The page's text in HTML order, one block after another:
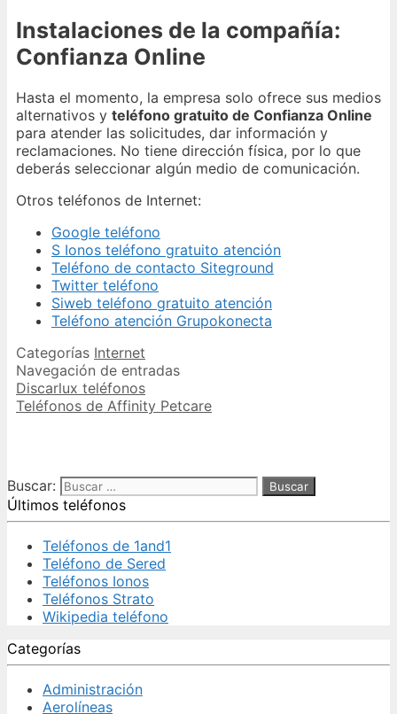
Instalaciones de la compañía:
Confianza Online
Hasta el momento, la empresa solo ofrece sus medios
alternativos y teléfono gratuito de Confianza Online
para atender las solicitudes, dar información y
reclamaciones. No tiene dirección física, por lo que
deberás seleccionar algún medio de comunicación.
Otros teléfonos de Internet:
Google teléfono
S Ionos teléfono gratuito atención
Teléfono de contacto Siteground
Twitter teléfono
Siweb teléfono gratuito atención
Teléfono atención Grupokonecta
Categorías Internet
Navegación de entradas
Discarlux teléfonos
Teléfonos de Affinity Petcare
Buscar:
Últimos teléfonos
Teléfonos de 1and1
Teléfono de Sered
Teléfonos Ionos
Teléfonos Strato
Wikipedia teléfono
Categorías
Administración
Aerolíneas